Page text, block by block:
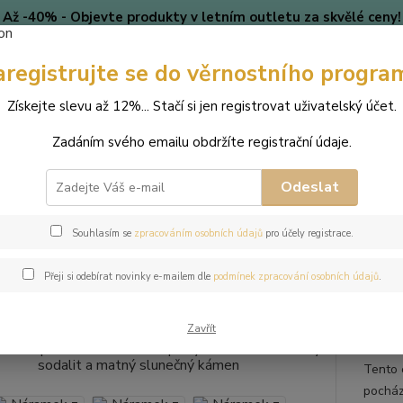
Až -40% - Objevte produkty v letním outletu za skvělé ceny!
🎄 VÁNOCE Blog
Hledat
(Po-
Náramek z přírodních kamenů a perly Swarovski -
z přírodních kamenů a
slunečný kámen
Tento
se do věrnostního
Získejte slevu až 12%... Stačí si jen registrovat uživatelský účet.
Zadáním svého emailu obdržíte registrační údaje.
Odeslat
Souhlasím se zpracováním osobních údajůpro účely registrace.
Přeji si odebírat novinky e-mailem dle podmínek zpracování osobních údajů.
Zavřít